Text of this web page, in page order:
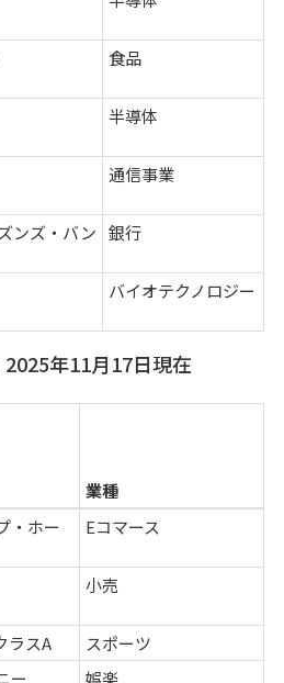
食品
半導体
通信事業
ンズ・バン 銀行
バイオテクノロジー
年11月17日現在
業種
・ホー
Eコマース
小売
ラスA
スポーツ
ー 娯楽